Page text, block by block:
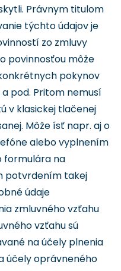
Právnym titulom
týchto údajov je
zo zmluvy
povinnosťou môže
pokynov
pod. Pritom nemusí
v klasickej tlačenej
Môže ísť napr. aj o
alebo vyplnením
formulára na
potvrdením takej
údaje
zmluvného vzťahu
vzťahu sú
na účely plnenia
účely oprávneného